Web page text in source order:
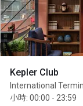
Kepler Club
International
小時: 00:00 - 23:59